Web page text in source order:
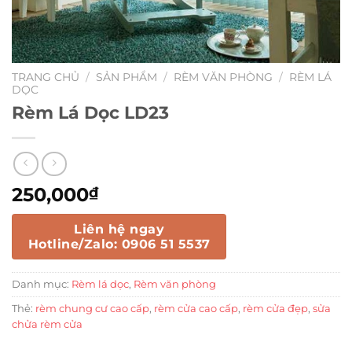
TRANG CHỦ / SẢN PHẨM / RÈM VĂN PHÒNG / RÈM LÁ
DỌC
Rèm Lá Dọc LD23
250,000₫
Liên hệ ngay
Hotline/Zalo: 0906 51 5537
Danh mục: Rèm lá dọc, Rèm văn phòng
Thẻ: rèm chung cư cao cấp, rèm cửa cao cấp, rèm cửa đẹp, sửa
chửa rèm cửa